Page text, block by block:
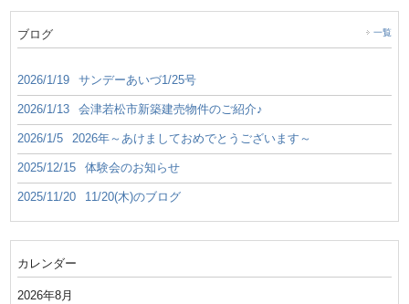
ブログ 一覧
2026/1/19 サンデーあいづ1/25号
2026/1/13 会津若松市新築建売物件のご紹介♪
2026/1/5 2026年～あけましておめでとうございます～
2025/12/15 体験会のお知らせ
2025/11/20 11/20(木)のブログ
カレンダー
2026年8月